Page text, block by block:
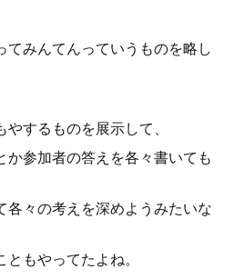
てみんてんっていうものを略し
するものを展示して、
か参加者の答えを各々書いても
各々の考えを深めようみたいな
もやってたよね。